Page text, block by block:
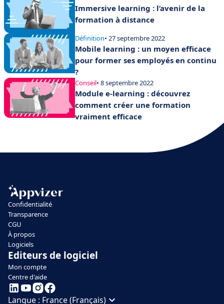
Immersive learning : l’avenir de la
formation à distance
Définition• 27 septembre 2022
Mobile learning : un moyen efficace
pour former ses employés en continu
?
Conseil• 8 septembre 2022
Module e-learning : découvrez
comment créer une formation
vraiment efficace
Confidentialité
Transparence
CGU
À propos
Logiciels
Editeurs de logiciel
Mon compte
Centre d'aide
Langue : France (Français)